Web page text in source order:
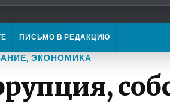
ПИСЬМО В РЕДАКЦИЮ
, ЭКОНОМИКА